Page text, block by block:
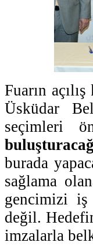
Fuarın
Üsküdar
seçimleri
burada
sağlama
gencimizi iş
değil.
imzalarla